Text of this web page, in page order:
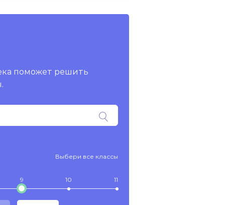
поможет решить
Выбери все классы
9 10 11